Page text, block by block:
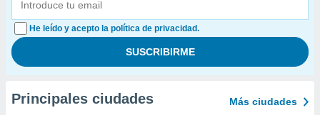
He leído y acepto la política de privacidad.
Principales ciudades Más ciudades